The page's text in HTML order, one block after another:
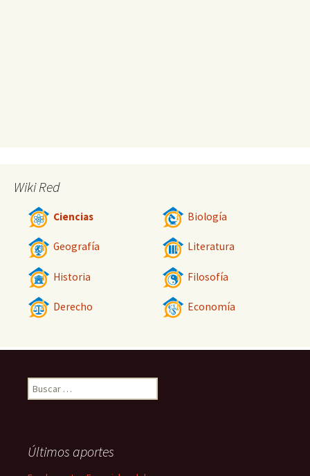
Wiki Red
Ciencias Biología
Geografía Literatura
Historia Filosofía
Derecho Economía
Buscar:
Últimos aportes